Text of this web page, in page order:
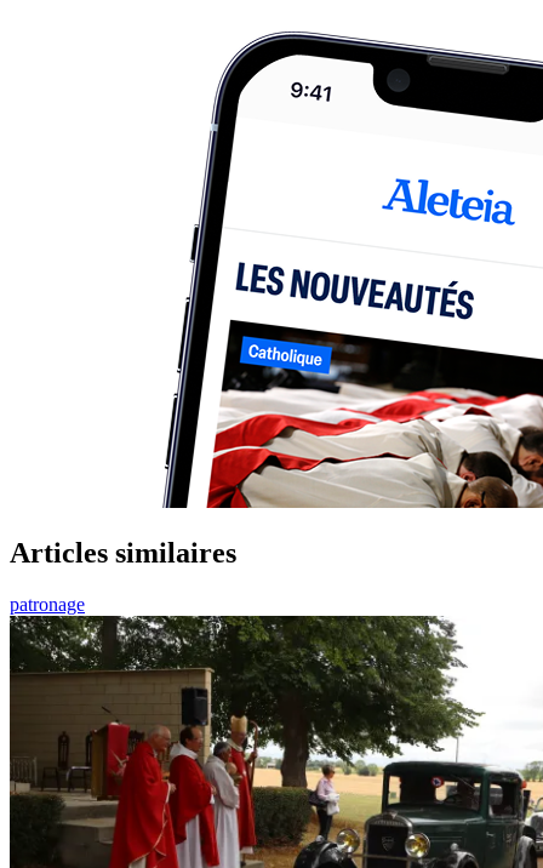
Articles similaires
patronage